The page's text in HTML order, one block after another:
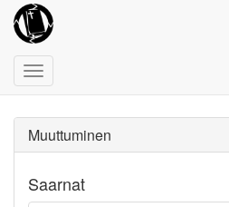
Toggle
navigation
Muuttuminen
Saarnat